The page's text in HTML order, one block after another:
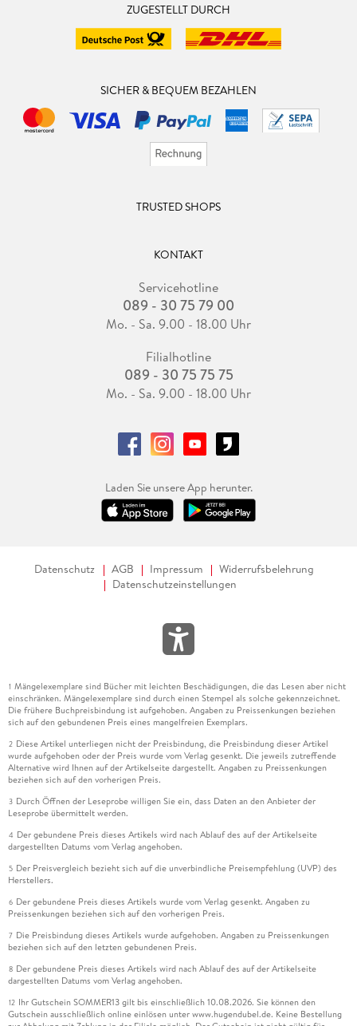
ZUGESTELLT DURCH
SICHER & BEQUEM BEZAHLEN
TRUSTED SHOPS
KONTAKT
Servicehotline
089 - 30 75 79 00
Mo. - Sa. 9.00 - 18.00 Uhr
Filialhotline
089 - 30 75 75 75
Mo. - Sa. 9.00 - 18.00 Uhr
Laden Sie unsere App herunter.
Datenschutz AGB Impressum
Widerrufsbelehrung
Datenschutzeinstellungen
1 Mängelexemplare sind Bücher mit leichten Beschädigungen, die das Lesen aber nicht
einschränken. Mängelexemplare sind durch einen Stempel als solche gekennzeichnet.
Die frühere Buchpreisbindung ist aufgehoben. Angaben zu Preissenkungen beziehen
sich auf den gebundenen Preis eines mangelfreien Exemplars.
2 Diese Artikel unterliegen nicht der Preisbindung, die Preisbindung dieser Artikel
wurde aufgehoben oder der Preis wurde vom Verlag gesenkt. Die jeweils zutreffende
Alternative wird Ihnen auf der Artikelseite dargestellt. Angaben zu Preissenkungen
beziehen sich auf den vorherigen Preis.
3 Durch Öffnen der Leseprobe willigen Sie ein, dass Daten an den Anbieter der
Leseprobe übermittelt werden.
4 Der gebundene Preis dieses Artikels wird nach Ablauf des auf der Artikelseite
dargestellten Datums vom Verlag angehoben.
5 Der Preisvergleich bezieht sich auf die unverbindliche Preisempfehlung (UVP) des
Herstellers.
6 Der gebundene Preis dieses Artikels wurde vom Verlag gesenkt. Angaben zu
Preissenkungen beziehen sich auf den vorherigen Preis.
7 Die Preisbindung dieses Artikels wurde aufgehoben. Angaben zu Preissenkungen
beziehen sich auf den letzten gebundenen Preis.
8 Der gebundene Preis dieses Artikels wird nach Ablauf des auf der Artikelseite
dargestellten Datums vom Verlag angehoben.
12 Ihr Gutschein SOMMER13 gilt bis einschließlich 10.08.2026. Sie können den
Gutschein ausschließlich online einlösen unter www.hugendubel.de. Keine Bestellung